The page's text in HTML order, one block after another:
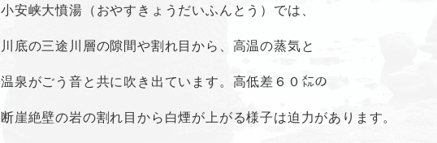
小安峡大憤湯（おやすきょうだいふんとう）では、
川底の三途川層の隙間や割れ目から、高温の蒸気と
温泉がごう音と共に吹き出ています。高低差６０㍍の
断崖絶壁の岩の割れ目から白煙が上がる様子は迫力があります。